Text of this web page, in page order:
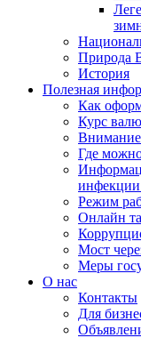
Природа
История
Полезная
Как
Курс
Где
Режим
Онлайн
Мост
Меры
О нас
Контакты
Для